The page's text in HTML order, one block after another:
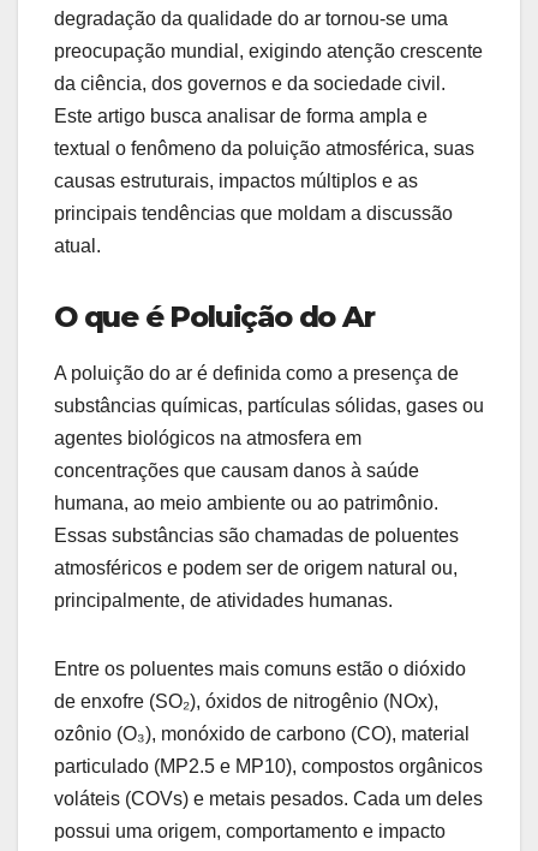
degradação da qualidade do ar tornou-se uma
preocupação mundial, exigindo atenção crescente
da ciência, dos governos e da sociedade civil.
Este artigo busca analisar de forma ampla e
textual o fenômeno da poluição atmosférica, suas
causas estruturais, impactos múltiplos e as
principais tendências que moldam a discussão
atual.
O que é Poluição do Ar
A poluição do ar é definida como a presença de
substâncias químicas, partículas sólidas, gases ou
agentes biológicos na atmosfera em
concentrações que causam danos à saúde
humana, ao meio ambiente ou ao patrimônio.
Essas substâncias são chamadas de poluentes
atmosféricos e podem ser de origem natural ou,
principalmente, de atividades humanas.
Entre os poluentes mais comuns estão o dióxido
de enxofre (SO₂), óxidos de nitrogênio (NOx),
ozônio (O₃), monóxido de carbono (CO), material
particulado (MP2.5 e MP10), compostos orgânicos
voláteis (COVs) e metais pesados. Cada um deles
possui uma origem, comportamento e impacto